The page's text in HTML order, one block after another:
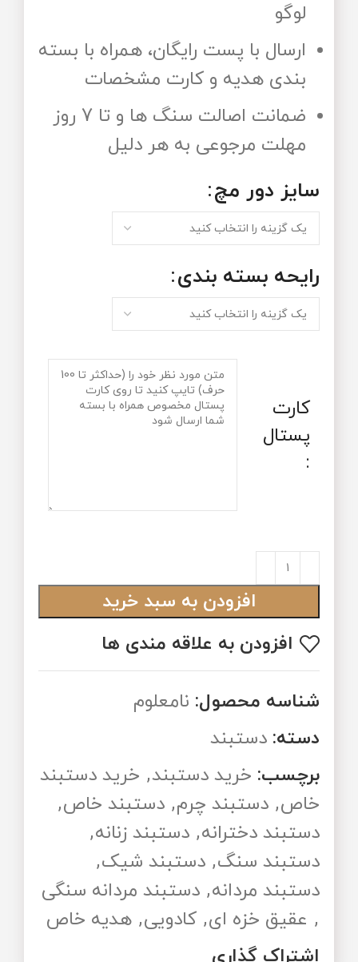
لوگو
ارسال با پست رایگان، همراه با بسته
بندی هدیه و کارت مشخصات
ضمانت اصالت سنگ ها و تا 7 روز
مهلت مرجوعی به هر دلیل
سایز دور مچ
رایحه‌ بسته‌ بندی
کارت
پستال
:
افزودن به سبد خرید
افزودن به علاقه مندی ها
شناسه محصول: نامعلوم
دسته: دستبند
برچسب: خرید دستبند, خرید دستبند
خاص, دستبند چرم, دستبند خاص,
دستبند دخترانه, دستبند زنانه,
دستبند سنگ, دستبند شیک,
دستبند مردانه, دستبند مردانه سنگی
, عقیق خزه ای, کادویی, هدیه خاص
اشتراک گذاری